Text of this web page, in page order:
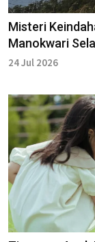
Misteri Keindahan Gunung Botak Magnet
Manokwari
24 Jul 2026